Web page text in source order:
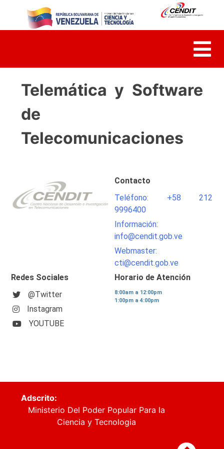
content
Telemática y Software
de
Telecomunicaciones
Contacto
Teléfono: +58 212
9996400
Información:
info@cendit.gob.ve
Webmaster:
cti@cendit.gob.ve
Redes Sociales
@Twitter
Instagram
YOUTUBE
Horario de Atención
8:00am a 12:00pm
1:00pm a 4:00pm
Adscrito:
Ministerio Del Poder Popular Para la
Ciencia y Tecnologia